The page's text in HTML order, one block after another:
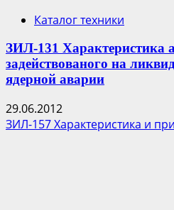
Каталог техники
ЗИЛ-131 Характеристика
задействованого на
ядерной аварии
29.06.2012
ЗИЛ-157 Характеристика и